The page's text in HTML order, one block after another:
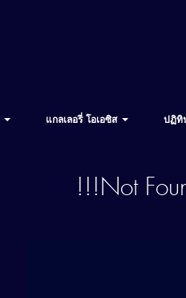
แกลเลอรี่ โอเอซิส ปฏิทิ
!!!Not